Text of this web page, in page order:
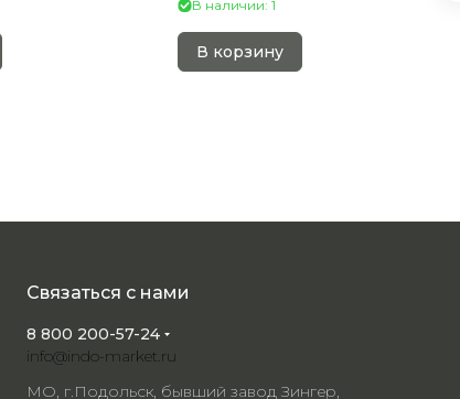
В наличии: 1
В корзину
Связаться с нами
8 800 200-57-24
info@indo-market.ru
МО, г.Подольск, бывший завод Зингер,